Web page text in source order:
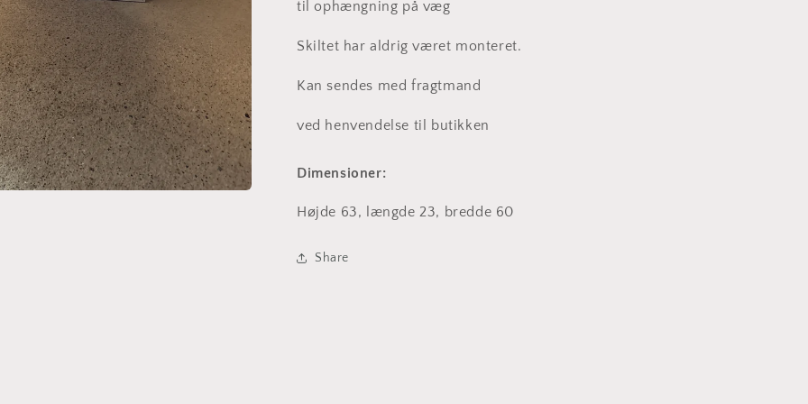
til ophængning på væg
Skiltet har aldrig været monteret.
Kan sendes med fragtmand
ved henvendelse til butikken
Dimensioner:
Højde 63, længde 23, bredde 60
Share